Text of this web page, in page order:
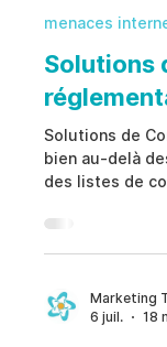
menaces
Solutions
Solutions de
bien au-delà
des listes de
obligations
flux de travail,
mettant en
Marketing
6 juil.
18